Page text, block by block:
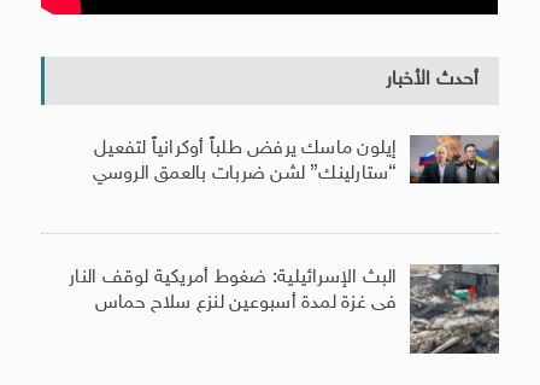
أحدث الأخبار
إيلون ماسك يرفض طلباً أوكرانياً لتفعيل
“ستارلينك” لشن ضربات بالعمق الروسي
البث الإسرائيلية: ضغوط أمريكية لوقف النار
فى غزة لمدة أسبوعين لنزع سلاح حماس